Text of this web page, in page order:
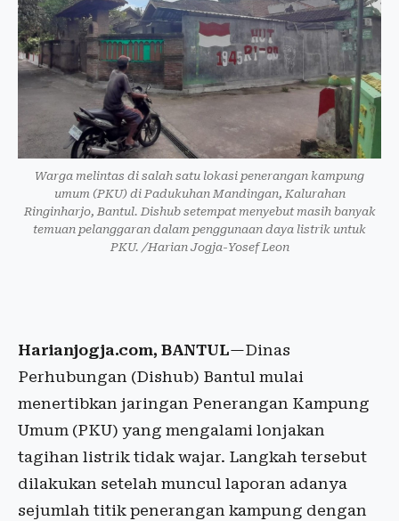
Warga melintas di salah satu lokasi penerangan kampung
umum (PKU) di Padukuhan Mandingan, Kalurahan
Ringinharjo, Bantul. Dishub setempat menyebut masih banyak
temuan pelanggaran dalam penggunaan daya listrik untuk
PKU. /Harian Jogja-Yosef Leon
Harianjogja.com, BANTUL—Dinas
Perhubungan (Dishub) Bantul mulai
menertibkan jaringan Penerangan Kampung
Umum (PKU) yang mengalami lonjakan
tagihan listrik tidak wajar. Langkah tersebut
dilakukan setelah muncul laporan adanya
sejumlah titik penerangan kampung dengan